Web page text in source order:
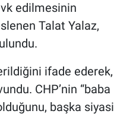
edilmesinin
Talat Yalaz,
ifade ederek,
CHP’nin “baba
başka siyasi